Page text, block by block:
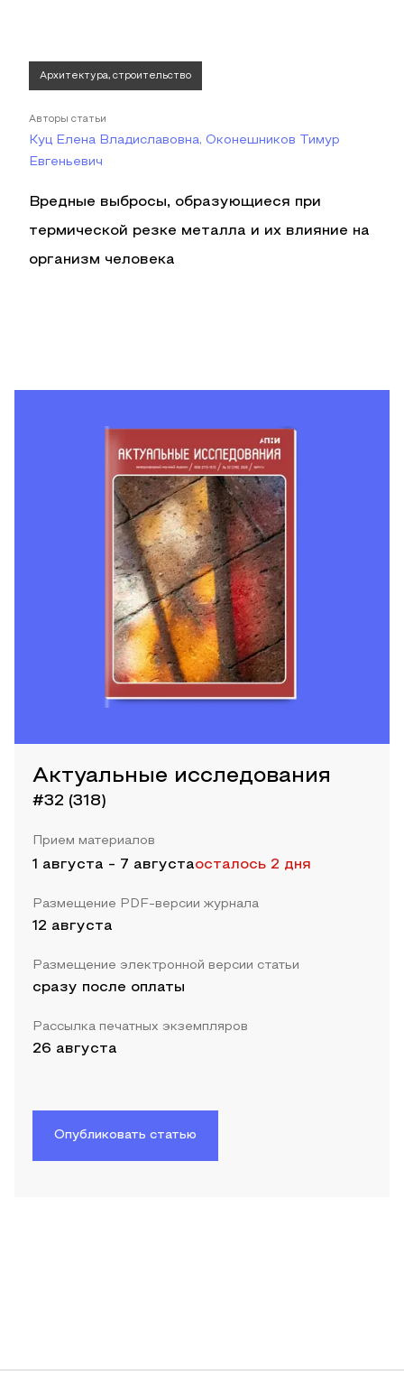
Архитектура, строительство
Авторы статьи
Куц Елена Владиславовна, Оконешников Тимур
Евгеньевич
Вредные выбросы, образующиеся при
термической резке металла и их влияние на
организм человека
Актуальные исследования
#32 (318)
Прием материалов
1 августа - 7 августаосталось 2 дня
Размещение PDF-версии журнала
12 августа
Размещение электронной версии статьи
сразу после оплаты
Рассылка печатных экземпляров
26 августа
Опубликовать статью